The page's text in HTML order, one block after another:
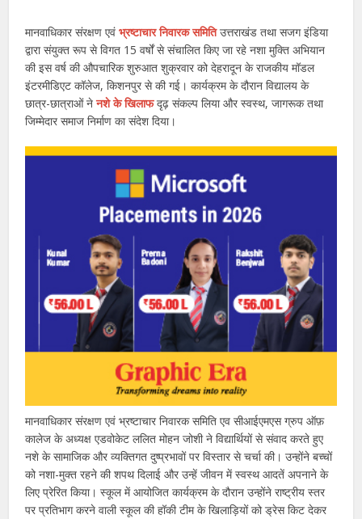
मानवाधिकार संरक्षण एवंभ्रष्टाचार निवारक समितिउत्तराखंड तथा सजग इंडिया
द्वारा संयुक्त रूप से विगत 15 वर्षों से संचालित किए जा रहे नशा मुक्ति अभियान
की इस वर्ष की औपचारिक शुरुआत शुक्रवार को देहरादून के राजकीय मॉडल
इंटरमीडिएट कॉलेज, किशनपुर से की गई। कार्यक्रम के दौरान विद्यालय के
छात्र-छात्राओं नेनशे के खिलाफदृढ़ संकल्प लिया और स्वस्थ, जागरूक तथा
जिम्मेदार समाज निर्माण का संदेश दिया।
मानवाधिकार संरक्षण एवं भ्रष्टाचार निवारक समिति एव सीआईएमएस ग्रुप ऑफ़
कालेज के अध्यक्ष एडवोकेट ललित मोहन जोशी ने विद्यार्थियों से संवाद करते हुए
नशे के सामाजिक और व्यक्तिगत दुष्प्रभावों पर विस्तार से चर्चा की। उन्होंने बच्चों
को नशा-मुक्त रहने की शपथ दिलाई और उन्हें जीवन में स्वस्थ आदतें अपनाने के
लिए प्रेरित किया। स्कूल में आयोजित कार्यक्रम के दौरान उन्होंने राष्ट्रीय स्तर
पर प्रतिभाग करने वाली स्कूल की हॉकी टीम के खिलाड़ियों को ड्रेस किट देकर